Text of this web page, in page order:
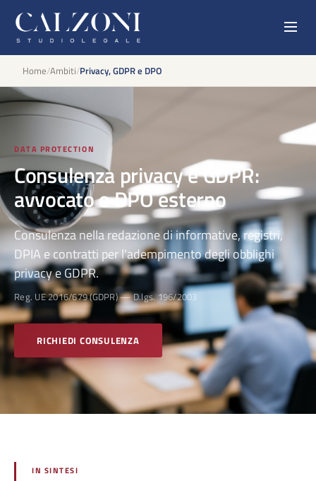
Home/Ambiti/Privacy, GDPR e DPO
DATA PROTECTION
Consulenza privacy e GDPR:
avvocato e DPO esterno
Consulenza nella redazione di informative, registri,
DPIA e contratti per l'adempimento degli obblighi
privacy e GDPR.
Reg. UE 2016/679 (GDPR) — D.lgs. 196/2003
RICHIEDI CONSULENZA
IN SINTESI